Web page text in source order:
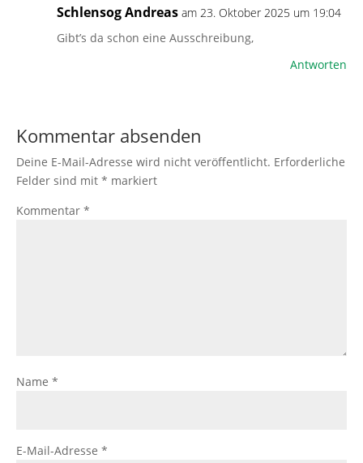
Schlensog Andreas am 23. Oktober 2025 um 19:04
Gibt’s da schon eine Ausschreibung,
Antworten
Kommentar absenden
Deine E-Mail-Adresse wird nicht veröffentlicht. Erforderliche
Felder sind mit * markiert
Kommentar *
Name *
E-Mail-Adresse *